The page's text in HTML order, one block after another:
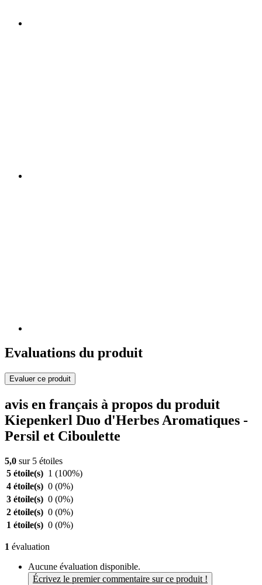
Evaluations du produit
Evaluer ce produit
avis en français à propos du produit
Kiepenkerl Duo d'Herbes Aromatiques -
Persil et Ciboulette
5,0 sur 5 étoiles
5 étoile(s) 1 (100%)
4 étoile(s) 0 (0%)
3 étoile(s) 0 (0%)
2 étoile(s) 0 (0%)
1 étoile(s) 0 (0%)
1 évaluation
Aucune évaluation disponible.
Écrivez le premier commentaire sur ce produit !